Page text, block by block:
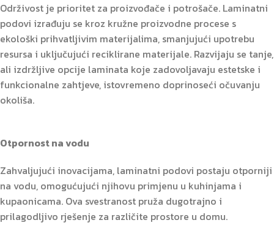
Održivost je prioritet za proizvođače i potrošače. Laminatni
podovi izrađuju se kroz kružne proizvodne procese s
ekološki prihvatljivim materijalima, smanjujući upotrebu
resursa i uključujući reciklirane materijale. Razvijaju se tanje,
ali izdržljive opcije laminata koje zadovoljavaju estetske i
funkcionalne zahtjeve, istovremeno doprinoseći očuvanju
okoliša.
Otpornost na vodu
Zahvaljujući inovacijama, laminatni podovi postaju otporniji
na vodu, omogućujući njihovu primjenu u kuhinjama i
kupaonicama. Ova svestranost pruža dugotrajno i
prilagodljivo rješenje za različite prostore u domu.